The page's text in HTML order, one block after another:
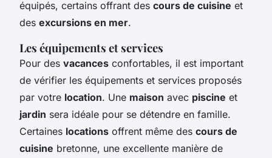
équipés, certains offrant des cours de cuisine et
des excursions en mer.
Les équipements et services
Pour des vacances confortables, il est important
de vérifier les équipements et services proposés
par votre location. Une maison avec piscine et
jardin sera idéale pour se détendre en famille.
Certaines locations offrent même des cours de
cuisine bretonne, une excellente manière de